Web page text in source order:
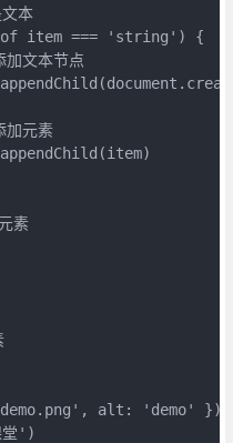
本
=== 'string') {
本节点
素
素
alt: 'demo' }),
')